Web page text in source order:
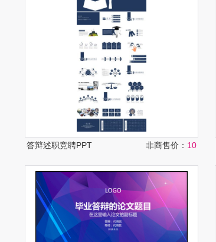
答辩述职竞聘PPT 非商售价： 10